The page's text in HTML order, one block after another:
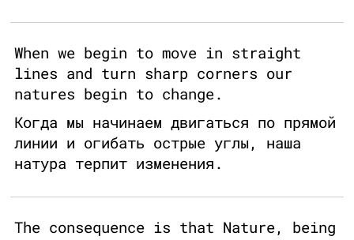
When we begin to move in straight
lines and turn sharp corners our
natures begin to change.
Когда мы начинаем двигаться по прямой
линии и огибать острые углы, наша
натура терпит изменения.
The consequence is that Nature, being